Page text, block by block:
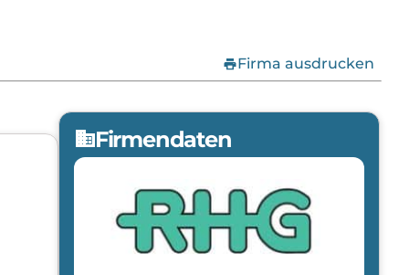
printFirma ausdrucken
domainFirmendaten